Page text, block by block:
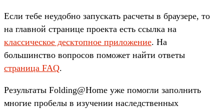
Если тебе неудобно запускать расчеты в браузере, то
на главной странице проекта есть ссылка на
классическое десктопное приложение. На
большинство вопросов поможет найти ответы
страница FAQ.
Результаты Folding@Home уже помогли заполнить
многие пробелы в изучении наследственных